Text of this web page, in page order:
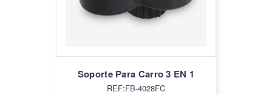
Soporte Para Carro 3 EN 1
REF:FB-4028FC